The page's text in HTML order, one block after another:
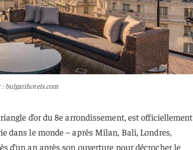
: bulgarihotels.com
d’or du 8e arrondissement, est officiellement
dans le monde – après Milan, Bali, Londres,
d’un an après son ouverture pour décrocher le